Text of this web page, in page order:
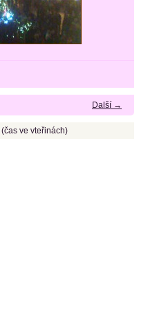
Další →
(čas ve vteřinách)